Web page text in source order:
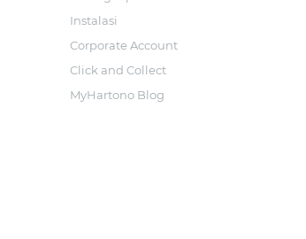
Instalasi
Corporate Account
Click and Collect
MyHartono Blog